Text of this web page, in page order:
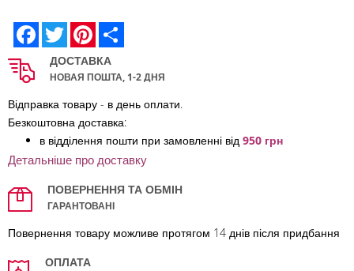
Facebook
Twitter Pinterest
ДОСТАВКА
НОВАЯ ПОШТА, 1-2 ДНЯ
Відправка товару - в день оплати.
Безкоштовна доставка:
в відділення пошти при замовленні від 950 грн
Детальніше про доставку
ПОВЕРНЕННЯ ТА ОБМІН
ГАРАНТОВАНІ
Повернення товару можливе протягом 14 днів після придбання
ОПЛАТА